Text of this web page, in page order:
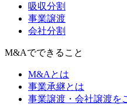
吸収分割
事業譲渡
会社分割
M&Aでできること
M&Aとは
事業承継とは
事業譲渡・会社譲渡を